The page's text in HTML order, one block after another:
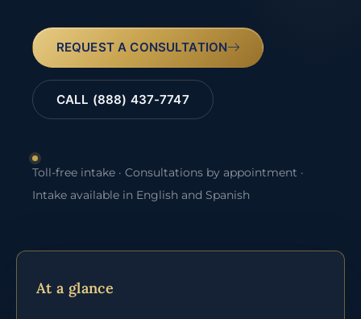
REQUEST A CONSULTATION
CALL (888) 437-7747
Toll-free intake · Consultations by appointment ·
Intake available in English and Spanish
At a glance